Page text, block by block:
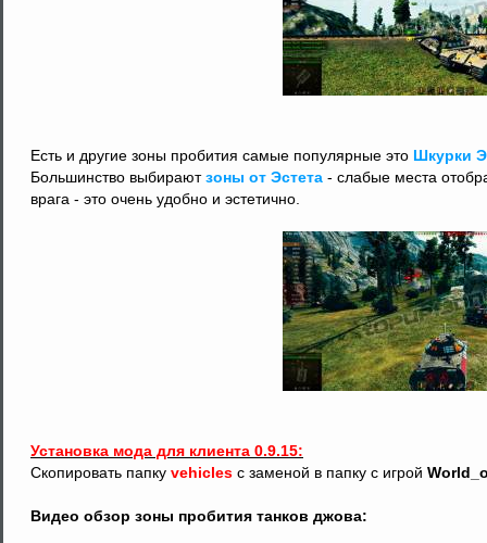
Есть и другие зоны пробития самые популярные это Шкурки
Большинство выбираютзоны от Эстета - слабые места
врага - это очень удобно и эстетично.
Установка мода для клиента 0.9.15:
Скопировать папку vehicles с заменой в папку с игрой
Видео обзор зоны пробития танков джова: